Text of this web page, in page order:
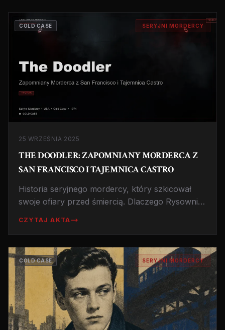
COLD CASE SERYJNI MORDERCY
25 WRZEŚNIA 2025
THE DOODLER: ZAPOMNIANY MORDERCA Z
SAN FRANCISCO I TAJEMNICA CASTRO
Historia seryjnego mordercy, który szkicował
swoje ofiary przed śmiercią. Dlaczego Rysownik
CZYTAJ AKTA
COLD CASE SERYJNI MORDERCY